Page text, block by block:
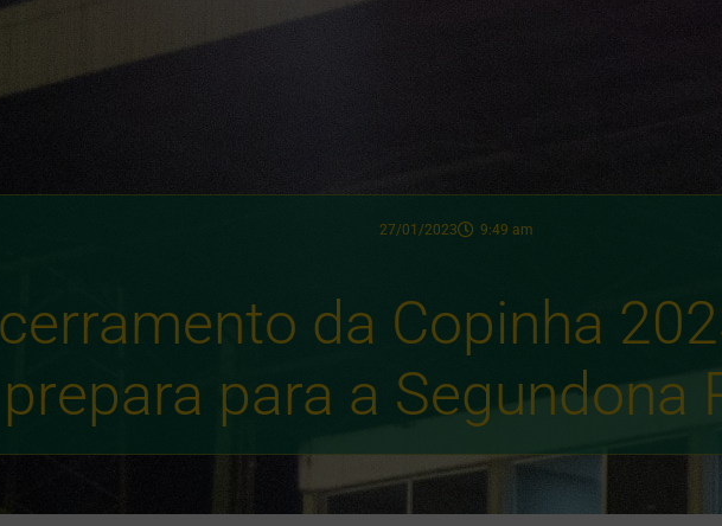
27/01/2023 9:49 am
da Copinha
prepara para a Segundona